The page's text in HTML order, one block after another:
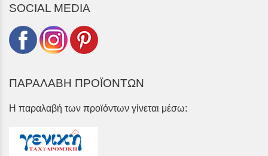
SOCIAL MEDIA
ΠΑΡΑΛΑΒΗ ΠΡΟΪΟΝΤΩΝ
Η παραλαβή των προϊόντων γίνεται μέσω: